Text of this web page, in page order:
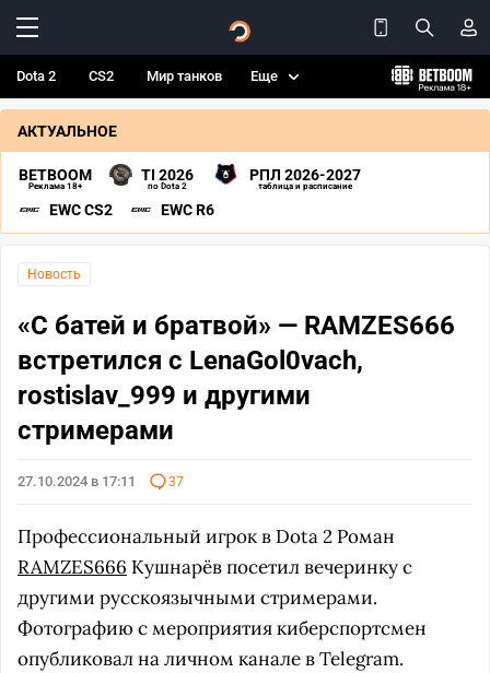
Dota 2 CS2 Мир танков Еще
АКТУАЛЬНОЕ
BETBOOM
Реклама 18+
TI 2026
по Dota 2
РПЛ 2026-2027
таблица и расписание
EWC CS2 EWC R6
Новость
«С батей и братвой» — RAMZES666
встретился с LenaGol0vach,
rostislav_999 и другими
стримерами
27.10.2024 в 17:11 37
Профессиональный игрок в Dota 2 Роман
RAMZES666 Кушнарёв посетил вечеринку с
другими русскоязычными стримерами.
Фотографию с мероприятия киберспортсмен
опубликовал на личном канале в Telegram.